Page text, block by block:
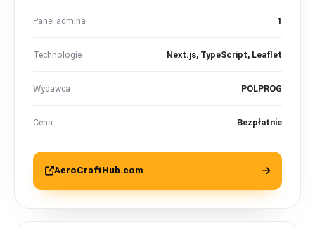
Panel admina 1
Technologie Next.js, TypeScript, Leaflet
Wydawca POLPROG
Cena Bezpłatnie
AeroCraftHub.com